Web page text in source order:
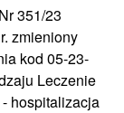
Nr 351/23
zmieniony
kod 05-23-
Leczenie
hospitalizacja